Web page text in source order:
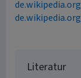
de.wikipedia.org
de.wikipedia.org
Literatur